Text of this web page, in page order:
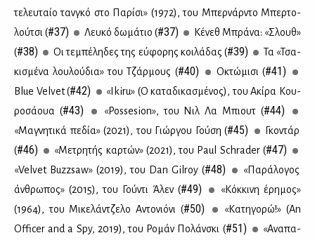
τε­λευ­ταίο ταν­γκό στο Πα­ρί­σι» (1972), του Μπερ­νάρ­ντο Μπερ­το­
λού­τσι (#37) Λευ­κό δω­μά­τιο (#37)
Κέ­νεθ Μπρά­να: «Σλουθ»
(#38) Οι τε­μπέ­λη­δες της εύ­φο­ρης κοι­λά­δας (#39)
Τα «Τσα­
κι­σμέ­να λου­λού­δια» του Τζάρ­μους (#40) Οκτώ­μι­σι (#41)
Blue Velvet (#42)
«Ikiru» (Ο κα­τα­δι­κα­σμέ­νος), του Aκί­ρα Κου­
ρο­σά­ουα (#43) «Possesion», του Νιλ Λα Μπιουτ (#44)
«Μα­γνη­τι­κά πε­δία» (2021), του Γιώρ­γου Γού­ση (#45)
Γκο­ντάρ
(#46) «Με­τρη­τής καρ­τών» (2021), του Paul Schrader (#47)
«Velvet Buzzsaw» (2019), του Dan Gilroy (#48)
«Πα­ρά­λο­γος
άν­θρω­πος» (2015), του Γού­ντι Άλεν (#49)
«Κόκ­κι­νη έρη­μος»
(1964), του Mι­κε­λάν­τζε­λο Αντο­νιό­νι (#50)
«Κα­τη­γο­ρώ!» (An
Officer and a Spy, 2019), του Ρο­μάν Πο­λάν­σκι (#51)
«Ανα­πα­